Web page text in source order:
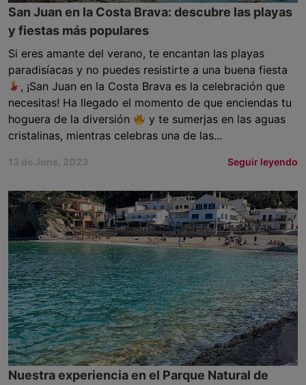
San Juan en la Costa Brava: descubre las playas
y fiestas más populares
Si eres amante del verano, te encantan las playas
paradisíacas y no puedes resistirte a una buena fiesta
, ¡San Juan en la Costa Brava es la celebración que
necesitas! Ha llegado el momento de que enciendas tu
hoguera de la diversión
y te sumerjas en las aguas
cristalinas, mientras celebras una de las...
13 de June, 2023 Seguir leyendo
Nuestra experiencia en el Parque Natural de